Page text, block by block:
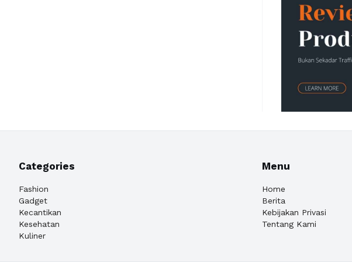
Categories
Fashion
Gadget
Kecantikan
Kesehatan
Kuliner
Menu
Home
Berita
Kebijakan Privasi
Tentang Kami